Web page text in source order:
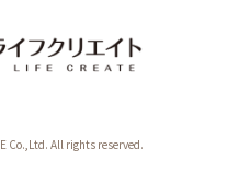
Co.,Ltd. All rights reserved.